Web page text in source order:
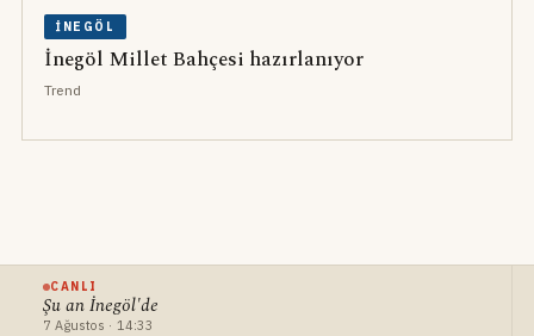
İNEGÖL
İnegöl Millet Bahçesi hazırlanıyor
Trend
CANLI
Şu an İnegöl'de
7 Ağustos · 14:33